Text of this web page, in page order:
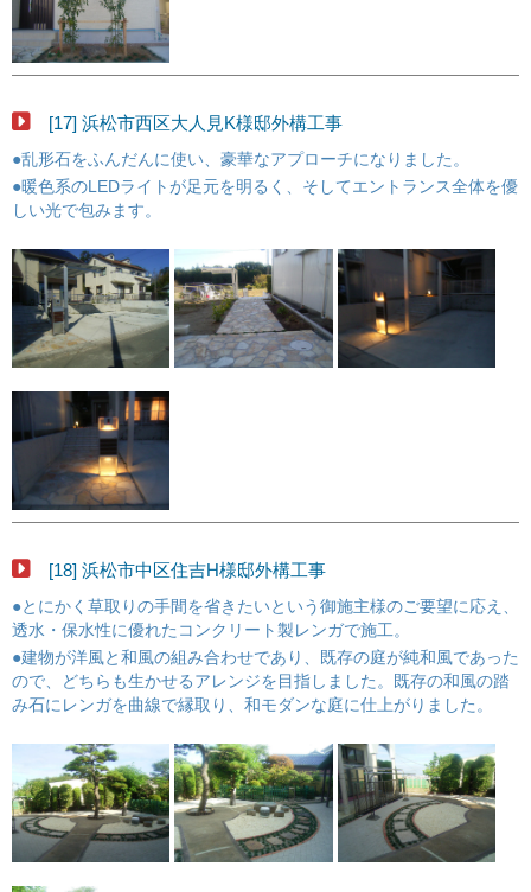
[17] 浜松市西区大人見K様邸外構工事
●乱形石をふんだんに使い、豪華なアプローチになりました。
●暖色系のLEDライトが足元を明るく、そしてエントランス全体を優
しい光で包みます。
[18] 浜松市中区住吉H様邸外構工事
●とにかく草取りの手間を省きたいという御施主様のご要望に応え、
透水・保水性に優れたコンクリート製レンガで施工。
●建物が洋風と和風の組み合わせであり、既存の庭が純和風であった
ので、どちらも生かせるアレンジを目指しました。既存の和風の踏
み石にレンガを曲線で縁取り、和モダンな庭に仕上がりました。